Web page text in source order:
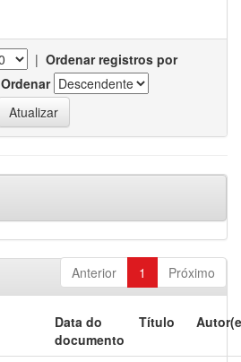
| Ordenar registros por
Ordenar
Anterior 1 Próximo
Data do
documento
Título